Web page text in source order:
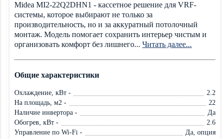
Midea MI2-22Q2DHN1 - кассетное решение для VRF-
системы, которое выбирают не только за
производительность, но и за аккуратный потолочный
монтаж. Модель помогает сохранить интерьер чистым и
организовать комфорт без лишнего... Читать далее...
Общие характеристики
Охлаждение, кВт -
2.2
На площадь, м2 -
22
Наличие инвертора -
Да
Обогрев, кВт -
2.6
Управление по Wi-Fi -
Да, опция